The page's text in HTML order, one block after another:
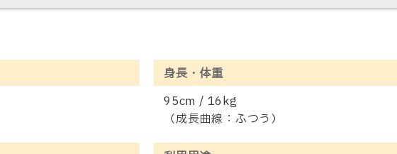
身長・体重
95cm / 16kg
（成長曲線：ふつう）